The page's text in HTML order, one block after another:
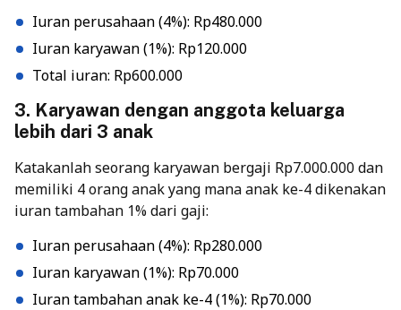
Iuran perusahaan (4%): Rp480.000
Iuran karyawan (1%): Rp120.000
Total iuran: Rp600.000
3. Karyawan dengan anggota keluarga
lebih dari 3 anak
Katakanlah seorang karyawan bergaji Rp7.000.000 dan
memiliki 4 orang anak yang mana anak ke-4 dikenakan
iuran tambahan 1% dari gaji:
Iuran perusahaan (4%): Rp280.000
Iuran karyawan (1%): Rp70.000
Iuran tambahan anak ke-4 (1%): Rp70.000